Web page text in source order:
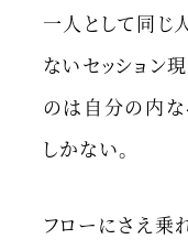
一人として同じ
ないセッション
のは自分の内な
しかない。
フローにさえ乗